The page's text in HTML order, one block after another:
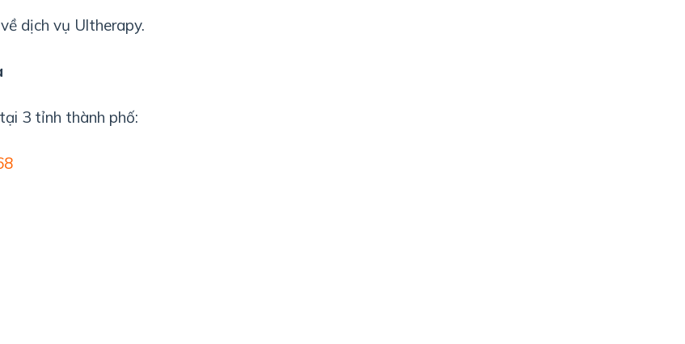
dịch vụ Ultherapy.
3 tỉnh thành phố: